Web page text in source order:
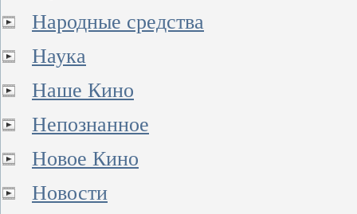
Народные средства
Наука
Наше Кино
Непознанное
Новое Кино
Новости